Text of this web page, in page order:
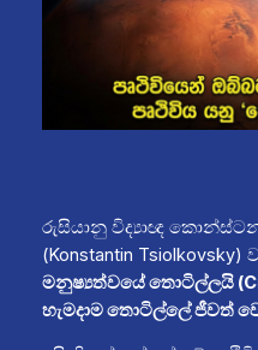
රුසියානු විද්‍යාඥ
(Konstantin Tsiolkovsky)
මනුෂ්‍යත්වයේ තොටිල්ලයි
හැමදාම තොටිල්ලේ ජීවත්